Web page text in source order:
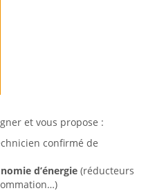
et vous propose :
confirmé de
d’énergie (réducteurs